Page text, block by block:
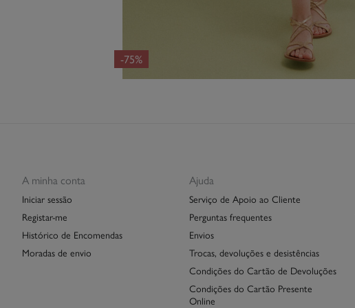
-75%
A minha conta
Iniciar sessão
Registar-me
Histórico de Encomendas
Moradas de envio
Ajuda
Serviço de Apoio ao Cliente
Perguntas frequentes
Envios
Trocas, devoluções e desistências
Condições do Cartão de Devoluções
Condições do Cartão Presente
Online